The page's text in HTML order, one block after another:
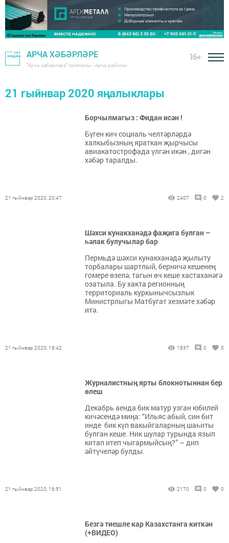
АРЧА ХӘБӘРЛӘРЕ
"Арча хәбәрләре" газетасы - Арча районы
16+
21 гыйнвар 2020 яңалыклары
Борчылмагыз : Фидан исән !
Бүген кич социаль челтәрләрдә
халкыбызның яраткан җырчысы
авиакатострофада үлгән икән , дигән
хәбәр таралды.
21 гыйнвар 2020, 20:47 2407 0 2
Шәхси кунакханәдә фаҗига булган –
һәлак булучылар бар
Пермьдә шәхси кунакханәдә җылыту
торбалары шартлый, берничә кешенең
гомере өзелә, тагын өч кеше хастаханәгә
озатыла. Бу хакта регионның
территориаль куркынычсызлык
Министрлыгы Матбугат хезмәте хәбәр
итә.
21 гыйнвар 2020, 18:42 1837 0 0
Журналистның ярты блокнотыннан бер
өлеш
Декабрь аенда бик матур узган юбилей
кичәсендә миңа: “Ильяс абый, син бит
инде бик күп вакыйгаларның шаһиты
булган кеше. Ник шулар турында язып
китап итеп чыгармыйсың?” – дип
әйтүчеләр булды.
21 гыйнвар 2020, 16:51 2170 0 0
Безгә тиешле кар Казахстанга киткән
(+ВИДЕО)